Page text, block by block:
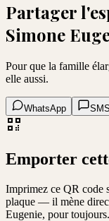
Partager
Simone
Pour que la famille
elle aussi.
WhatsApp SMS
Emporter
Imprimez ce QR code
plaque — il mène
Eugenie, pour toujours.